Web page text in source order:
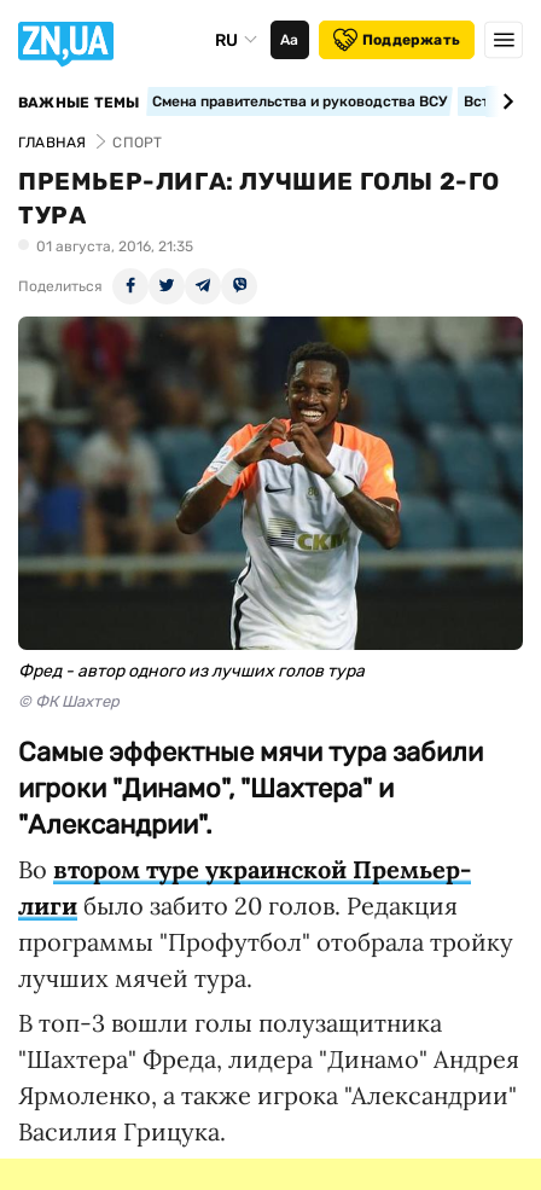
RU Аа Поддержать
ВАЖНЫЕ ТЕМЫ Смена правительства и руководства ВСУ
ГЛАВНАЯ СПОРТ
ПРЕМЬЕР-ЛИГА: ЛУЧШИЕ ГОЛЫ 2-ГО
ТУРА
01 августа, 2016, 21:35
Поделиться
Фред - автор одного из лучших голов тура
© ФК Шахтер
Самые эффектные мячи тура забили
игроки "Динамо", "Шахтера" и
"Александрии".
Во втором туре украинской Премьер-
лиги было забито 20 голов. Редакция
программы "Профутбол" отобрала тройку
лучших мячей тура.
В топ-3 вошли голы полузащитника
"Шахтера" Фреда, лидера "Динамо" Андрея
Ярмоленко, а также игрока "Александрии"
Василия Грицука.